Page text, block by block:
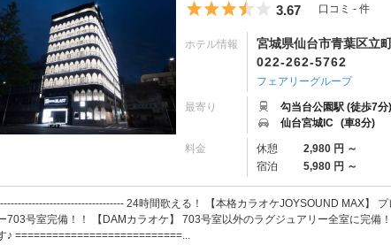
5つ星のうち3.5
3.67 口コミ - 件
ホテル情報
宮城県仙台市青葉区立
022-262-5762
フェアリーグループ
最寄り
勾当台公園駅 (徒歩7分)
仙台宮城IC (車8分)
料金 休憩 2,980 円 ～
宿泊
5,980 円 ～
24時間歌える！ 【本格カラオケJOYSOUND MAX】
703号室完備！！ 【DAMカラオケ】 703号室以外のラグジュアリー全室に完備
♪ ===========================...